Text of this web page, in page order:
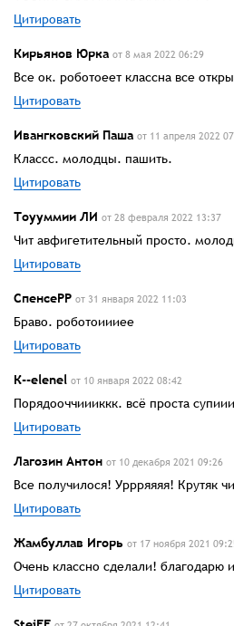
Цитировать
Кирьянов Юрка от 8 мая 2022 06:29
Все ок. роботоеет классна все
Цитировать
Ивангковский Паша от 11 апреля 2022
Классс. молодцы. пашить.
Цитировать
Тоууммии ЛИ от 28 февраля 2022 13:37
Чит авфигетительный просто.
Цитировать
СпенсеРР от 31 января 2022 11:03
Браво. роботоиииее
Цитировать
К--elenel от 10 января 2022 08:42
Порядооччиииккк. всё проста
Цитировать
Лагозин Антон от 10 декабря 2021 09:26
Все получилося! Уррряяяя! Крутяк
Цитировать
Жамбуллав Игорь от 17 ноября 2021
Очень классно сделали! благодарю
Цитировать